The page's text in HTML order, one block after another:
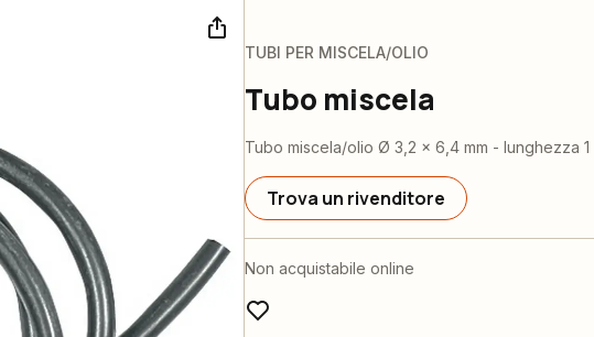
TUBI PER MISCELA/OLIO
Tubo miscela
Tubo miscela/olio Ø 3,2 x 6,4 mm - lunghezza 1
Trova un rivenditore
Non acquistabile online